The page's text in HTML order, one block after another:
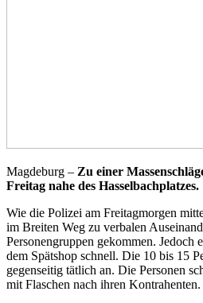
Magdeburg – Zu einer
Freitag nahe des Hasselbachplatzes.
Wie die Polizei am Freitagmorgen
im Breiten Weg zu verbalen
Personengruppen gekommen. Jedoch
dem Spätshop schnell. Die 10 bis 15
gegenseitig tätlich an. Die Personen
mit Flaschen nach ihren Kontrahenten.